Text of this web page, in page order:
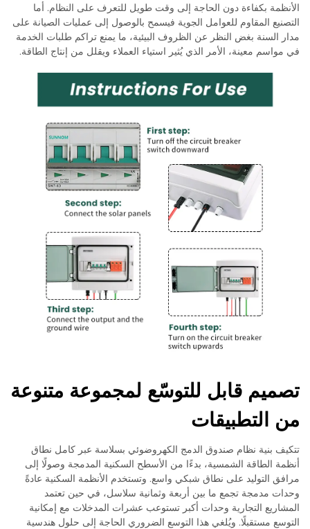
الأنظمة بكفاءة دون الحاجة إلى وقت طويل للتعرف على النظام. أما
التصنيع المقاوم للعوامل الجوية فيسمح بالوصول إلى عمليات الصيانة على
مدار السنة بغض النظر عن الظروف البيئية، ما يمنع تراكم طلبات الخدمة
في مواسم معينة، الأمر الذي يُثير استياء العملاء ويقلل من إنتاج الطاقة.
تصميم قابل للتوسّع لمجموعة متنوعة
من التطبيقات
تتكيف بنية نظام صندوق الدمج الكهروضوئي بسلاسة عبر كامل نطاق
أنظمة الطاقة الشمسية، بدءًا من الأسطح السكنية المدمجة وصولًا إلى
مرافق التوليد على نطاق شبكي واسع. وتستخدم الأنظمة السكنية عادةً
وحدات مدمجة تجمع ما بين أربعة وثمانية سلاسل، في حين تعتمد
المشاريع التجارية وحدات أكبر تستوعب عشرات المدخلات مع إمكانية
التوسع مستقبلًا. ويُلغي هذا التوسع الضروري الحاجة إلى حلول هندسية